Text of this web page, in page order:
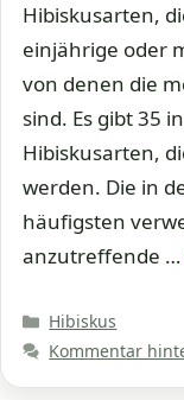
Hibiskusarten,
einjährige oder
von denen die
sind. Es gibt 35
Hibiskusarten,
werden. Die in
häufigsten
anzutreffende …
Kategorien
Hibiskus
Kommentar